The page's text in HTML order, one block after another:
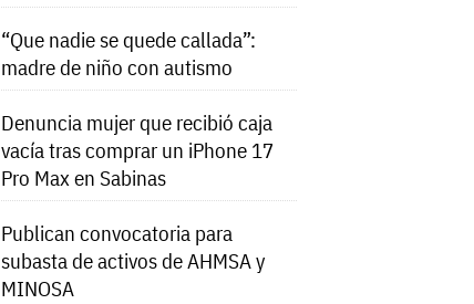
“Que nadie se quede callada”:
madre de niño con autismo
Denuncia mujer que recibió caja
vacía tras comprar un iPhone 17
Pro Max en Sabinas
Publican convocatoria para
subasta de activos de AHMSA y
MINOSA